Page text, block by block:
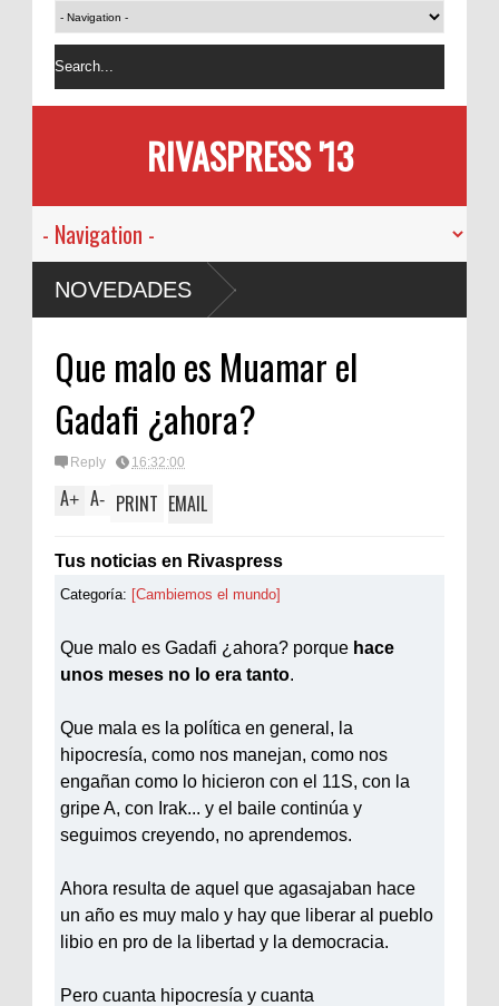
RIVASPRESS '13
NOVEDADES
Que malo es Muamar el
Gadafi ¿ahora?
Reply 16:32:00
A+ A- PRINT EMAIL
Tus noticias en Rivaspress
Categoría: [Cambiemos el mundo]
Que malo es Gadafi ¿ahora? porque hace
unos meses no lo era tanto.
Que mala es la política en general, la
hipocresía, como nos manejan, como nos
engañan como lo hicieron con el 11S, con la
gripe A, con Irak... y el baile continúa y
seguimos creyendo, no aprendemos.
Ahora resulta de aquel que agasajaban hace
un año es muy malo y hay que liberar al pueblo
libio en pro de la libertad y la democracia.
Pero cuanta hipocresía y cuanta